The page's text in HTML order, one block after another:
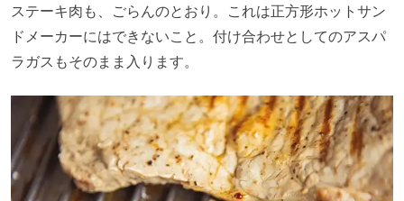
ステーキ肉も、ごらんのとおり。これは正方形ホットサン
ドメーカーにはできないこと。付け合わせとしてのアスパ
ラガスもそのまま入ります。